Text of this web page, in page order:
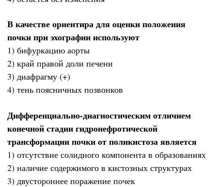
В качестве ориентира для оценки положения
почки при эхографии используют
1) бифуркацию аорты
2) край правой доли печени
3) диафрагму (+)
4) тень поясничных позвонков
Дифференциально-диагностическим отличием
конечной стадии гидронефротической
трансформации почки от поликистоза является
1) отсутствие солидного компонента в образованиях
2) наличие содержимого в кистозных структурах
3) двустороннее поражение почек